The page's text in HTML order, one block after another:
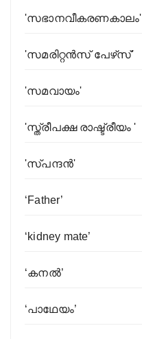
'സഭാനവീകരണകാലം'
'സമരിറ്റൻസ് പേഴ്‌സ്'
'സമവായം'
'സ്ത്രീപക്ഷ രാഷ്ട്രീയം '
'സ്പന്ദൻ'
‘Father’
‘kidney mate’
‘കനൽ’
‘പാ​ഥേ​യം’